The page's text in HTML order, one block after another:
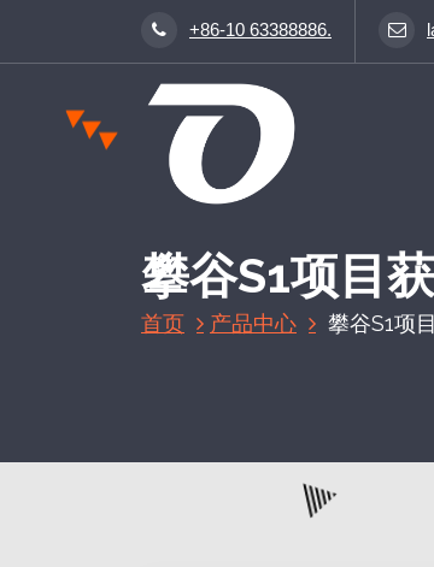
+86-10 63388886.
攀谷S1项目
首页 产品中心 攀谷S1项